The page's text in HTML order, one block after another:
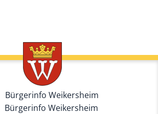
Bürgerinfo Weikersheim
Bürgerinfo Weikersheim